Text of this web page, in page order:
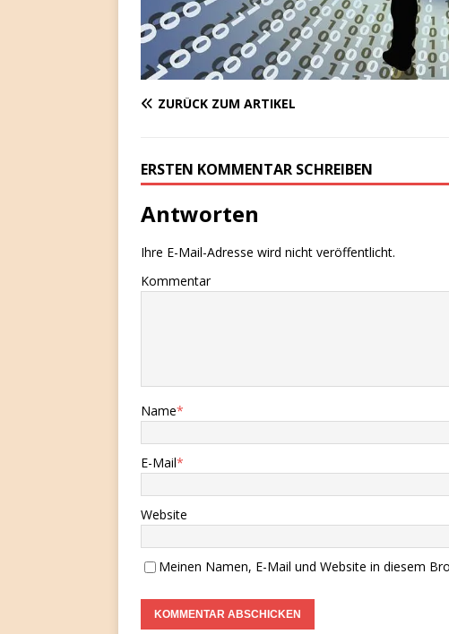
ZURÜCK ZUM ARTIKEL
ERSTEN KOMMENTAR SCHREIBEN
Antworten
Ihre E-Mail-Adresse wird nicht veröffentlicht.
Kommentar
Name*
E-Mail*
Website
Meinen Namen, E-Mail und Website in diesem